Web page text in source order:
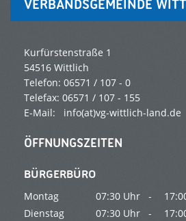
VERBANDSGEMEINDE
Kurfürstenstraße 1
54516 Wittlich
Telefon: 06571 / 107 - 0
Telefax: 06571 / 107 - 155
E-Mail: info(at)vg-wittlich-land.de
ÖFFNUNGSZEITEN
BÜRGERBÜRO
Montag 07:30 Uhr -
Dienstag
07:30 Uhr -